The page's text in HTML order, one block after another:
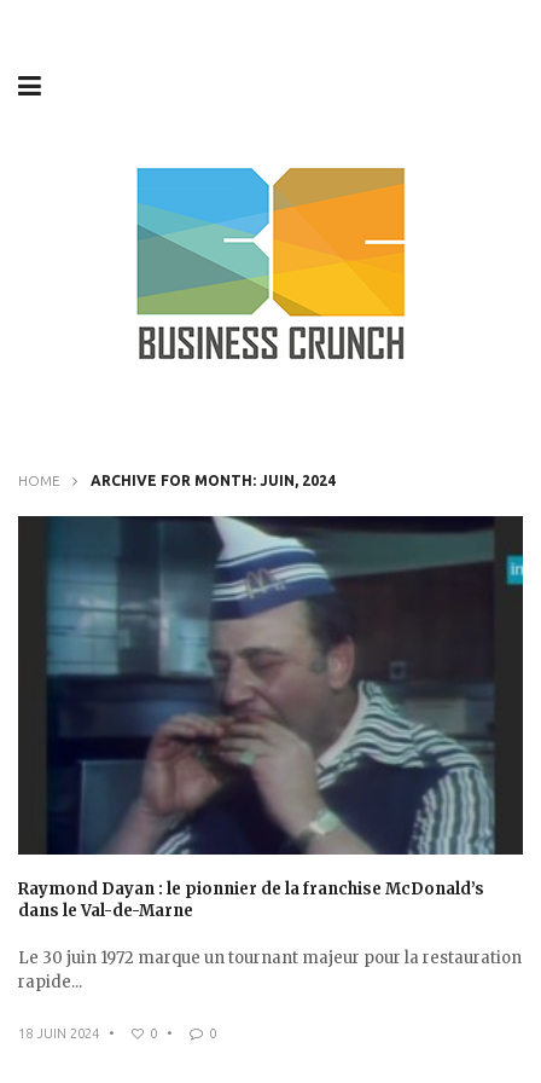
HOME ARCHIVE FOR MONTH: JUIN, 2024
Raymond Dayan : le pionnier de la franchise McDonald’s
dans le Val-de-Marne
Le 30 juin 1972 marque un tournant majeur pour la restauration
rapide...
18 JUIN 2024 • 0 • 0